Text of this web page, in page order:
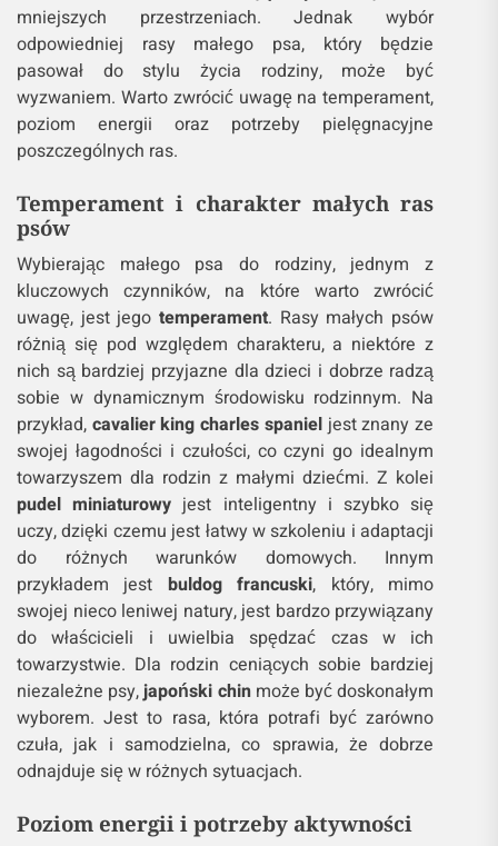
mniejszych przestrzeniach. Jednak wybór
odpowiedniej rasy małego psa, który będzie
pasował do stylu życia rodziny, może być
wyzwaniem. Warto zwrócić uwagę na temperament,
poziom energii oraz potrzeby pielęgnacyjne
poszczególnych ras.
Temperament i charakter małych ras
psów
Wybierając małego psa do rodziny, jednym z
kluczowych czynników, na które warto zwrócić
uwagę, jest jegotemperament. Rasy małych psów
różnią się pod względem charakteru, a niektóre z
nich są bardziej przyjazne dla dzieci i dobrze radzą
sobie w dynamicznym środowisku rodzinnym. Na
przykład, cavalier king charles spanieljest znany ze
swojej łagodności i czułości, co czyni go idealnym
towarzyszem dla rodzin z małymi dziećmi. Z kolei
pudel miniaturowy jest inteligentny i szybko się
uczy, dzięki czemu jest łatwy w szkoleniu i adaptacji
do różnych warunków domowych. Innym
przykładem jest buldog francuski, który, mimo
swojej nieco leniwej natury, jest bardzo przywiązany
do właścicieli i uwielbia spędzać czas w ich
towarzystwie. Dla rodzin ceniących sobie bardziej
niezależne psy,japoński chinmoże być doskonałym
wyborem. Jest to rasa, która potrafi być zarówno
czuła, jak i samodzielna, co sprawia, że dobrze
odnajduje się w różnych sytuacjach.
Poziom energii i potrzeby aktywności